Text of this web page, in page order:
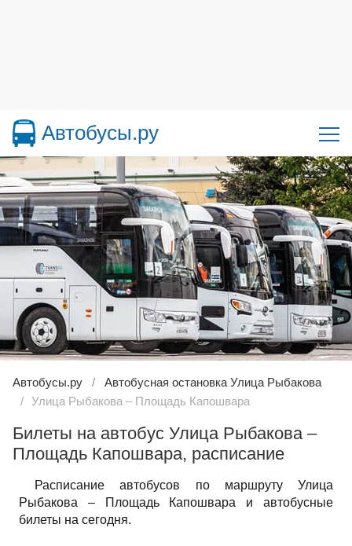
Автобусы.ру
Автобусы.ру
Автобусная остановка Улица Рыбакова
Улица Рыбакова – Площадь Капошвара
Билеты на автобус Улица Рыбакова –
Площадь Капошвара, расписание
Расписание автобусов по маршруту Улица
Рыбакова – Площадь Капошвара и автобусные
билеты на сегодня.